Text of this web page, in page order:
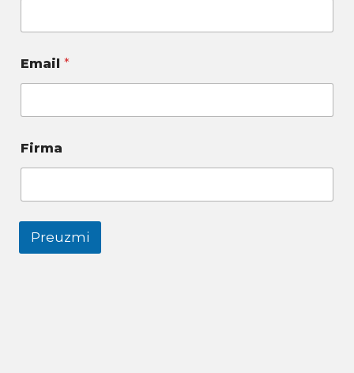
Email *
Firma
Preuzmi